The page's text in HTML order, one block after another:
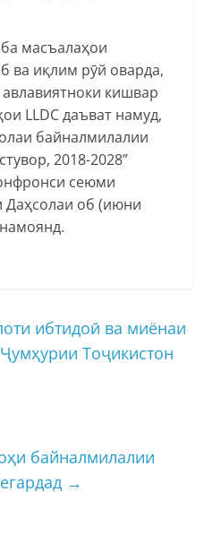
масъалаҳои
ва иқлим рӯй оварда,
кишвар
LLDC даъват намуд,
байналмилалии
2018-2028”
сеюми
Даҳсолаи об (июни
ибтидоӣ ва миёнаи
Тоҷикистон
байналмилалии
→